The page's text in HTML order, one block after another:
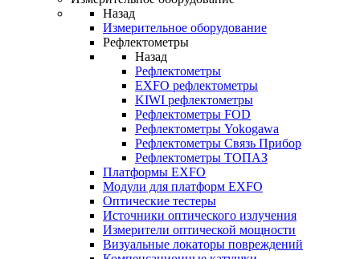
Назад
Измерительное оборудование
Рефлектометры
Назад
Рефлектометры
EXFO рефлектометры
KIWI рефлектометры
Рефлектометры FOD
Рефлектометры Yokogawa
Рефлектометры Связь Прибор
Рефлектометры ТОПАЗ
Платформы EXFO
Модули для платформ EXFO
Оптические тестеры
Источники оптического излучения
Измерители оптической мощности
Визуальные локаторы повреждений